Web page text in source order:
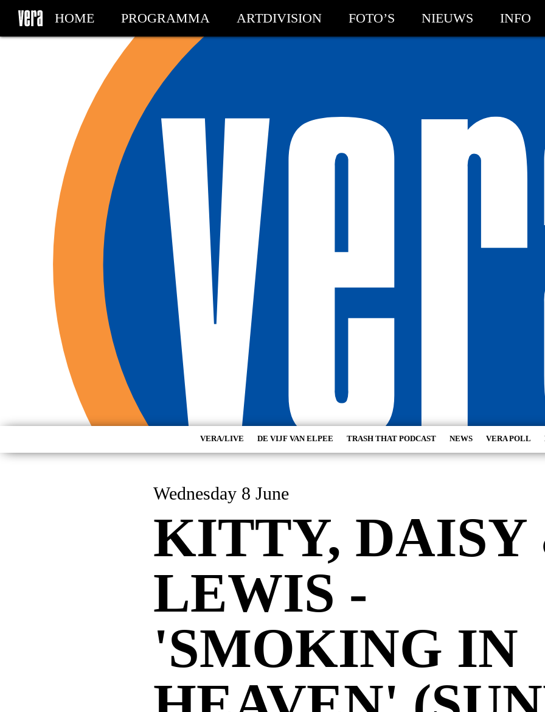
HOME PROGRAMMA ARTDIVISION FOTO’S NIEUWS INFO
MIJN TICKETS
VERA/LIVE DE VIJF VAN ELPEE TRASH THAT PODCAST NEWS VERA POLL
Wednesday 8 June
KITTY, DAISY
LEWIS -
'SMOKING IN